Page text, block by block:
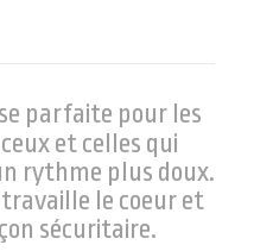
parfaite pour les
et celles qui
rythme plus doux.
le coeur et
sécuritaire.